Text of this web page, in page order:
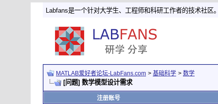
Labfans是一个针对大学生、工程师和科研工作者的技术社区
MATLAB爱好者论坛-LabFans.com > 基础科学 > 数学
[问题] 数学模型设计需求
注册账号